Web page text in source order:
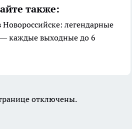
также:
легендарные
каждые выходные до 6
отключены.